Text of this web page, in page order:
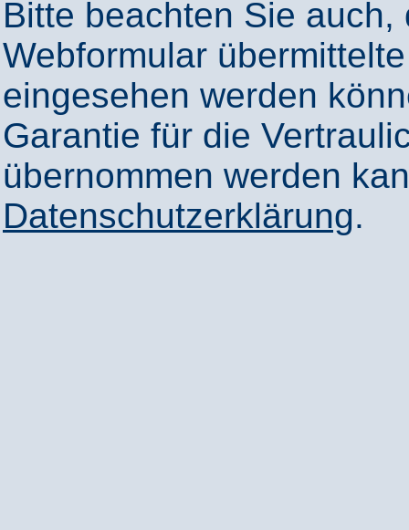
Bitte beachten Sie
Webformular
eingesehen werden
Garantie für die
übernommen werden
Datenschutzerklärung.